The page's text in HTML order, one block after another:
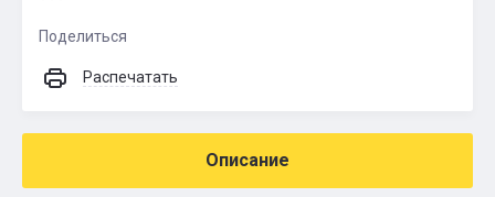
Поделиться
Распечатать
Описание